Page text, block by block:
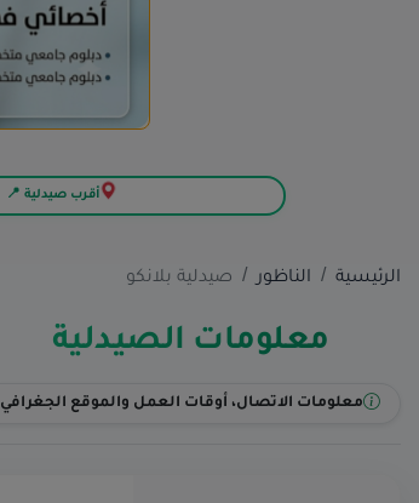
أقرب صيدلية 📍
الرئيسية الناظور صيدلية بلانكو
معلومات الصيدلية
معلومات الاتصال، أوقات العمل والموقع الجغرافي